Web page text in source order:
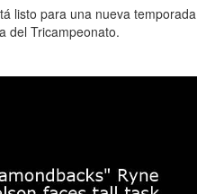
listo para una nueva
del Tricampeonato.